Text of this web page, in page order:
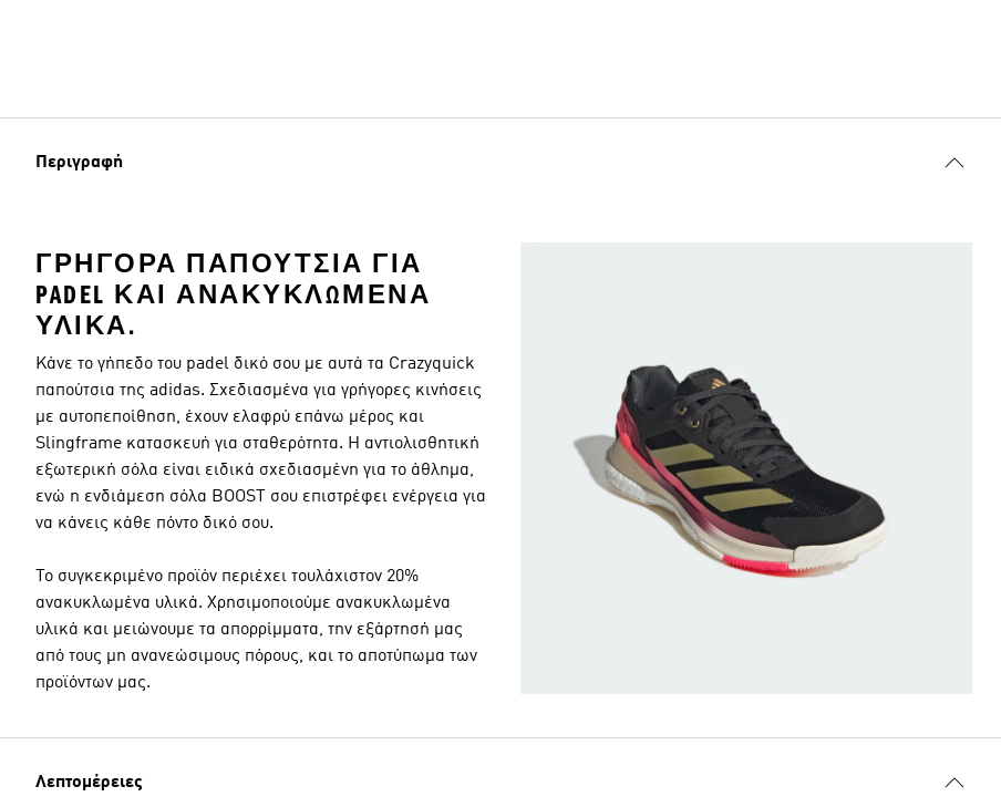
Περιγραφή
ΓΡΉΓΟΡΑ ΠΑΠΟΎΤΣΙΑ ΓΙΑ
PADEL ΚΑΙ ΑΝΑΚΥΚΛΩΜΈΝΑ
ΥΛΙΚΆ.
Κάνε το γήπεδο του padel δικό σου με αυτά τα Crazyquick
παπούτσια της adidas. Σχεδιασμένα για γρήγορες κινήσεις
με αυτοπεποίθηση, έχουν ελαφρύ επάνω μέρος και
Slingframe κατασκευή για σταθερότητα. Η αντιολισθητική
εξωτερική σόλα είναι ειδικά σχεδιασμένη για το άθλημα,
ενώ η ενδιάμεση σόλα BOOST σου επιστρέφει ενέργεια για
να κάνεις κάθε πόντο δικό σου.
Το συγκεκριμένο προϊόν περιέχει τουλάχιστον 20%
ανακυκλωμένα υλικά. Χρησιμοποιούμε ανακυκλωμένα
υλικά και μειώνουμε τα απορρίμματα, την εξάρτησή μας
από τους μη ανανεώσιμους πόρους, και το αποτύπωμα των
προϊόντων μας.
Λεπτομέρειες